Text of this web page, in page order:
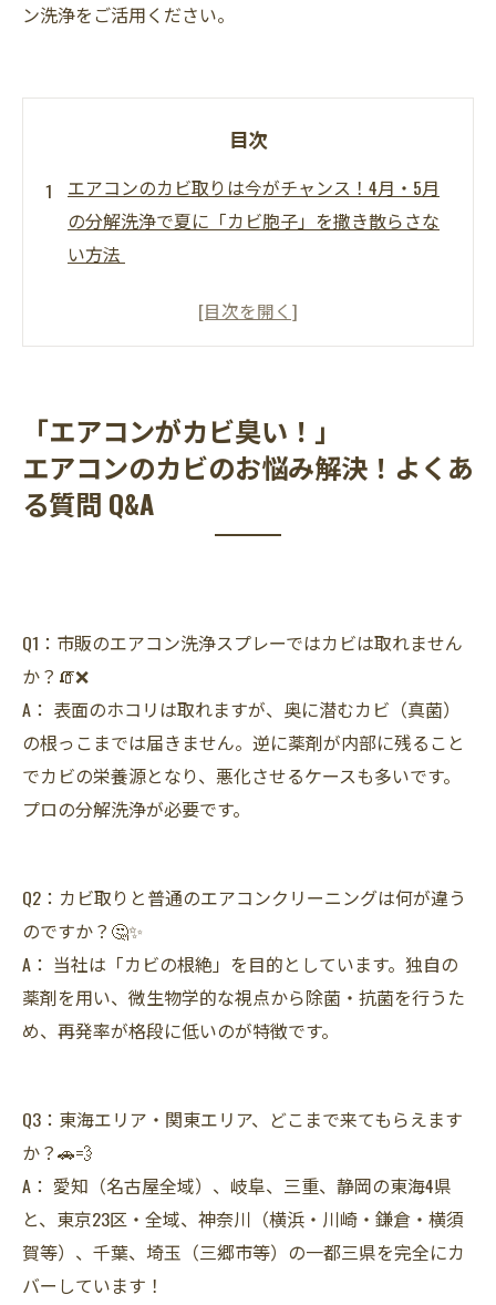
ン洗浄をご活用ください。
目次
エアコンのカビ取りは今がチャンス！4月・5月
の分解洗浄で夏に「カビ胞子」を撒き散らさな
い方法
悩み解決！よくある質問 Q&A
「カビ胞子シャワー」の健康リスクを回避：肺
に届く微細な脅威を断つ
エアコンを動かしたら、カビ臭い！何が原
📱 LINEで写真を送るだけ！「スピード見積も
り」のやり方
通常のエアコン洗浄業者とカビバスターズ東海
の「カビ取りエアコン洗浄」の違いとは？
「エアコンがカビ臭い！」
エアコンのカビのお悩み解決！よくあ
る質問 Q&A
Q1：市販のエアコン洗浄スプレーではカビは取れません
か？🧯❌
A： 表面のホコリは取れますが、奥に潜むカビ（真菌）
の根っこまでは届きません。逆に薬剤が内部に残ること
でカビの栄養源となり、悪化させるケースも多いです。
プロの分解洗浄が必要です。
Q2：カビ取りと普通のエアコンクリーニングは何が違う
のですか？🤔✨
A： 当社は「カビの根絶」を目的としています。独自の
薬剤を用い、微生物学的な視点から除菌・抗菌を行うた
め、再発率が格段に低いのが特徴です。
Q3：東海エリア・関東エリア、どこまで来てもらえます
か？🚗💨
A： 愛知（名古屋全域）、岐阜、三重、静岡の東海4県
と、東京23区・全域、神奈川（横浜・川崎・鎌倉・横須
賀等）、千葉、埼玉（三郷市等）の一都三県を完全にカ
バーしています！